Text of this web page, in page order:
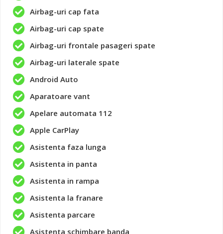
Airbag-uri cap fata
Airbag-uri cap spate
Airbag-uri frontale pasageri spate
Airbag-uri laterale spate
Android Auto
Aparatoare vant
Apelare automata 112
Apple CarPlay
Asistenta faza lunga
Asistenta in panta
Asistenta in rampa
Asistenta la franare
Asistenta parcare
Asistenta schimbare banda